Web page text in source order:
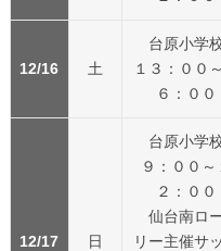
12/16 土
台原小学
１３：００
６：００
12/17 日
台原小学
９：００～
２：００
仙台南ロ
リー主催サ